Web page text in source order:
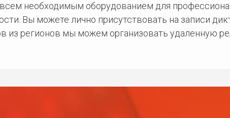
необходимым оборудованием для
Вы можете лично присутствовать на записи
из регионов мы можем организовать удаленную